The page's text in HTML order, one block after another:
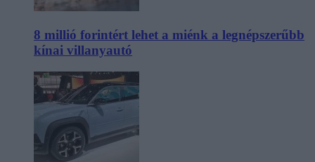
8 millió forintért lehet a miénk a legnépszerűbb
kínai villanyautó